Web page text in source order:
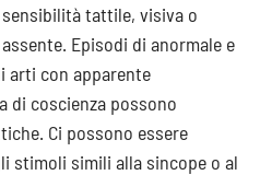
tattile, visiva o
Episodi di anormale e
arti con apparente
di coscienza possono
Ci possono essere
stimoli simili alla sincope o al